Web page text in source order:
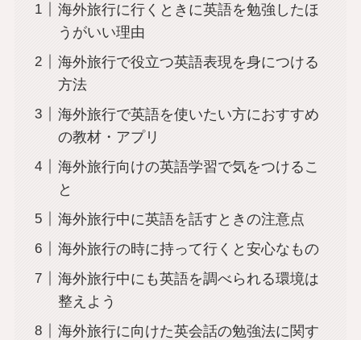
海外旅行に行くときに英語を勉強したほ
うがいい理由
海外旅行で役立つ英語表現を身につける
方法
海外旅行で英語を使いたい方におすすめ
の教材・アプリ
海外旅行向けの英語学習で気をつけるこ
と
海外旅行中に英語を話すときの注意点
海外旅行の時に持って行くと安心なもの
海外旅行中にも英語を調べられる環境は
整えよう
海外旅行に向けた英会話の勉強法に関す